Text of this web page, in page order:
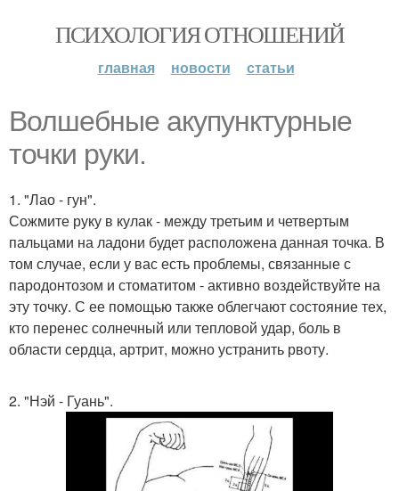
ПСИХОЛОГИЯ ОТНОШЕНИЙ
главная новости статьи
Волшебные акупунктурные
точки руки.
1. "Лао - гун".
Сожмите руку в кулак - между третьим и четвертым
пальцами на ладони будет расположена данная точка. В
том случае, если у вас есть проблемы, связанные с
пародонтозом и стоматитом - активно воздействуйте на
эту точку. С ее помощью также облегчают состояние тех,
кто перенес солнечный или тепловой удар, боль в
области сердца, артрит, можно устранить рвоту.
2. "Нэй - Гуань".